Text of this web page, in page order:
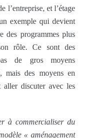
l’entreprise, et l’étage
exemple qui devient
des programmes plus
rôle. Ce sont des
de gros moyens
mais des moyens en
discuter avec les
à commercialiser du
« aménagement